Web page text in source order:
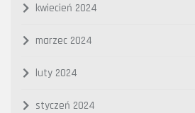
kwiecień 2024
marzec 2024
luty 2024
styczeń 2024